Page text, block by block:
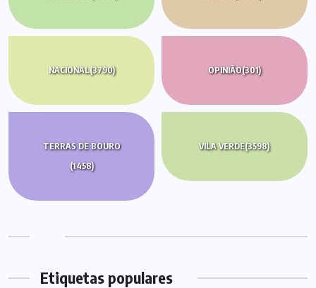
NACIONAL(3790) OPINIÃO(301)
TERRAS DE BOURO
(1458)
VILA VERDE(3598)
Etiquetas populares